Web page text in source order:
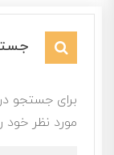
برای جستجو
مورد نظر خود